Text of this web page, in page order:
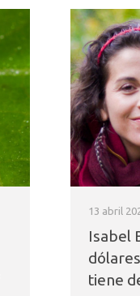
13 abril
Isabel
tiene